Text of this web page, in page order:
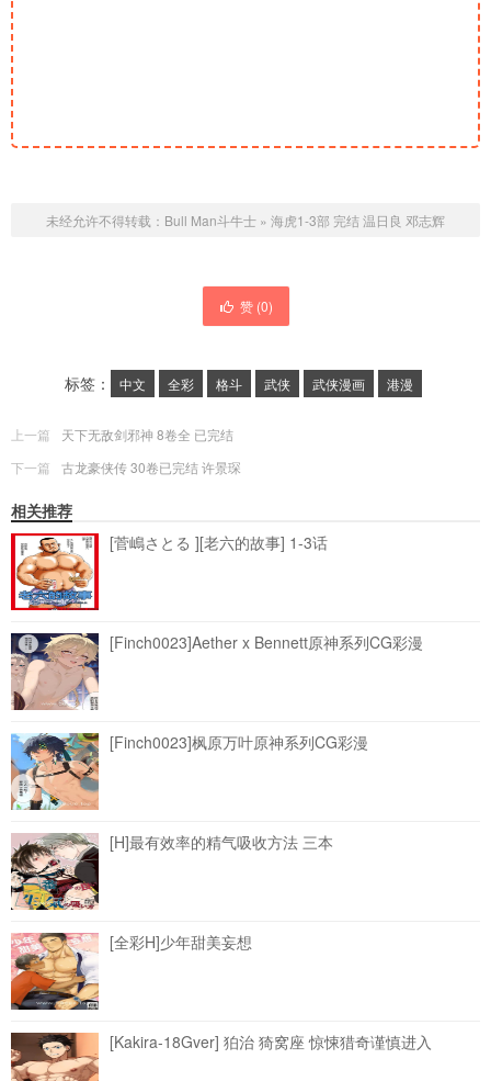
未经允许不得转载： Bull Man斗牛士 » 海虎1-3部 完结 温日良 邓志辉
赞 (0)
标签： 中文 全彩 格斗 武侠 武侠漫画 港漫
上一篇
天下无敌剑邪神 8卷全 已完结
下一篇
古龙豪侠传 30卷已完结 许景琛
相关推荐
[菅嶋さとる ][老六的故事] 1-3话
[Finch0023]Aether x Bennett原神系列CG彩漫
[Finch0023]枫原万叶原神系列CG彩漫
[H]最有效率的精气吸收方法 三本
[全彩H]少年甜美妄想
[Kakira-18Gver] 狛治 猗窝座 惊悚猎奇谨慎进入